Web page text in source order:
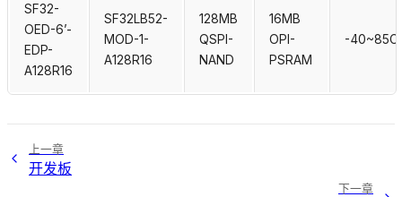
SF32-
OED-6’-
EDP-
A128R16
SF32LB52-
MOD-1-
A128R16
128MB
QSPI-
NAND
16MB
OPI-
PSRAM
-40~85C
上一章
开发板
下一章